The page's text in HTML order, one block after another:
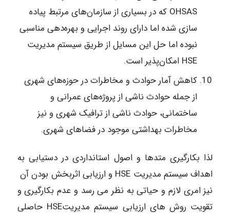
OHSAS که در بسیاری از سازمان‌های مرتبط پیاده
سازی شده اما دارای روند اجرایی و بهره‌دهی مناسبی
نبوده اما حل این مسایل از طریق سیستم مدیریت
HSE امکان‌پذیر است.
کاهش آمار حوادث و مخاطرات در حوزه‌های شهری
از جمله حوادث ناشی از پروژه‌های عمرانی و
ساختمانی، حوادث ناشی از ترافیک شهری و نیز
مخاطرات بهداشتی موجود در فضاهای شهری.
لذا بکارگیری متدها و اصول استانداردی در دستیابی به
اهداف سیستم مدیریت HSE و ارزیابی اثربخش بودن آن
نیز امری لازم و حیاتی به نظر می رسد و عدم بکارگیری و
تقویت روش های ارزیابی سیستم مدیریتHSE حاصلی